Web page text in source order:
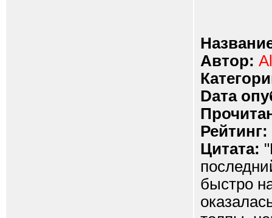
Автор:
Dата
Рейтинг:
Цитата:
быстро